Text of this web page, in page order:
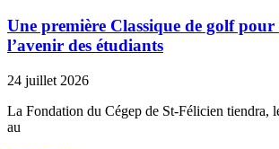
Une première Classique de golf
l’avenir des étudiants
24 juillet 2026
La Fondation du Cégep de St-Félicien tiendra,
au